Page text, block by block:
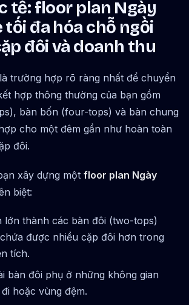
tế: floor plan Ngày
đa hóa chỗ ngồi
đôi và doanh thu
trường hợp rõ ràng nhất để chuyển
hợp thông thường của bạn gồm
bàn bốn (four-tops) và bàn chung
cho một đêm gần như hoàn toàn
đôi.
xây dựng một floor plan Ngày
biệt:
lớn thành các bàn đôi (two-tops)
được nhiều cặp đôi hơn trong
tích.
bàn đôi phụ ở những không gian
hoặc vùng đệm.